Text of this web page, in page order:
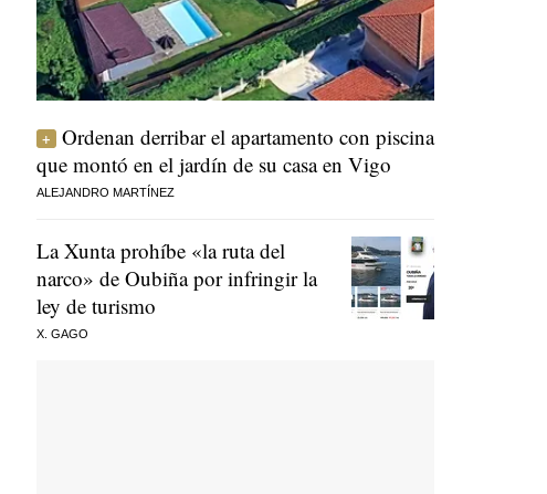
Ordenan derribar el apartamento con piscina
que montó en el jardín de su casa en Vigo
ALEJANDRO MARTÍNEZ
La Xunta prohíbe «la ruta del
narco» de Oubiña por infringir la
ley de turismo
X. GAGO